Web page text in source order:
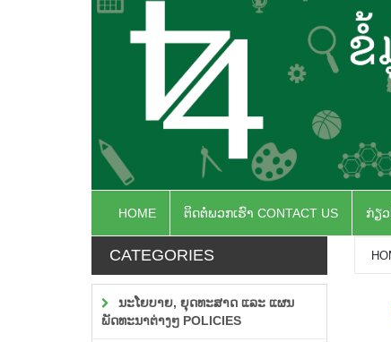
HOME ຕິດຕໍ່ພວກເຮົາ CONTACT US ກ່ຽວ
CATEGORIES
ນະໂຍບາຍ, ຍຸດທະສາດ ແລະ ແຜນ
ພັດທະນາຕ່າງໆ POLICIES